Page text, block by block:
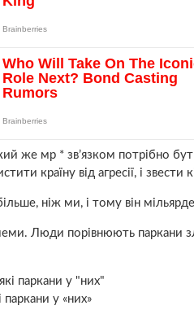
же мр * зв’язком потрібно
країну від агресії, і звести
ніж ми, і тому він
Люди порівнюють паркани
паркани у «них»